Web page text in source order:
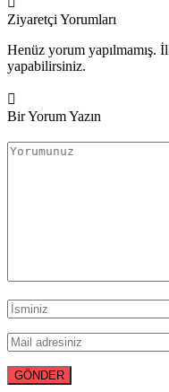
Ziyaretçi Yorumları
Henüz yorum yapılmamış.
yapabilirsiniz.
Bir Yorum Yazın